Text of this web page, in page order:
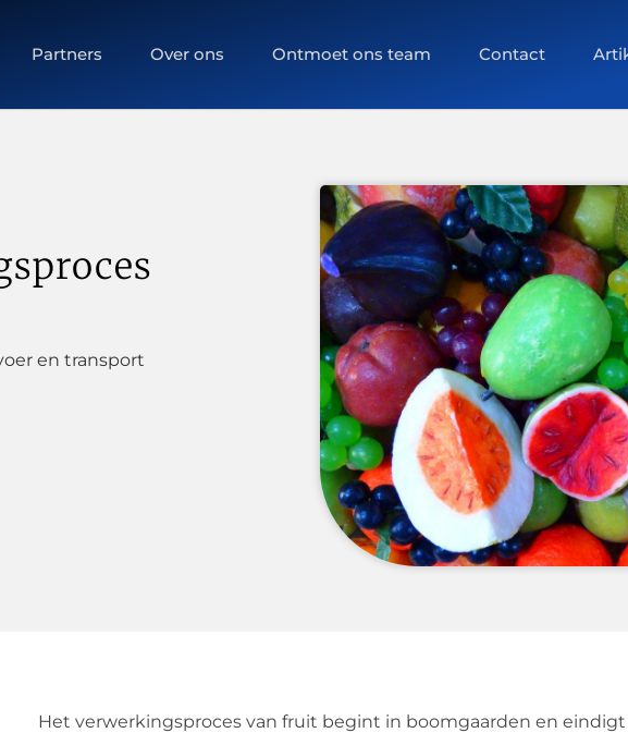
Partners Over ons Ontmoet ons team Contact
en transport
Het verwerkingsproces van fruit begint in boomgaarden en